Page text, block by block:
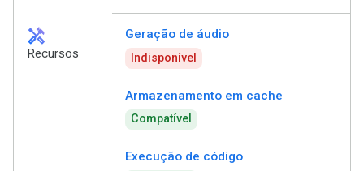
handyman
Recursos
Geração de áudio
Indisponível
Armazenamento em cache
Compatível
Execução de código